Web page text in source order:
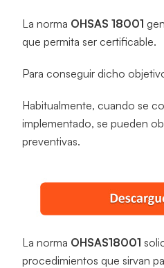
La norma OHSAS 18001
que permita ser certificable.
Para conseguir dicho
Habitualmente, cuando se
implementado, se pueden
preventivas.
La norma OHSAS18001
procedimientos que sirvan